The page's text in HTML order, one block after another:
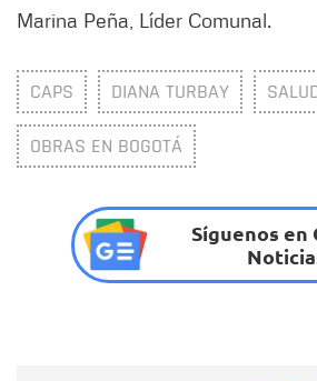
Marina Peña, Líder Comunal.
CAPS DIANA TURBAY
OBRAS EN BOGOTÁ
Síguenos en